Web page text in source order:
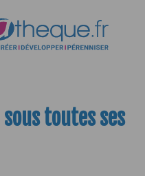
toutes ses